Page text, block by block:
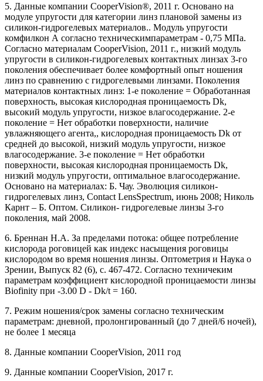
5. Данные компании CooperVision®, 2011 г. Основано на
модуле упругости для категории линз плановой замены из
силикон-гидрогелевых материалов.. Модуль упругости
комфилкон А согласно техническимпараметрам - 0,75 МПа.
Согласно материалам CooperVision, 2011 г., низкий модуль
упругости в силикон-гидрогелевых контактных линзах 3-го
поколения обеспечивает более комфортный опыт ношения
линз по сравнению с гидрогелевыми линзами. Поколения
материалов контактных линз: 1-е поколение = Обработанная
поверхность, высокая кислородная проницаемость Dk,
высокий модуль упругости, низкое влагосодержание. 2-е
поколение = Нет обработки поверхности, наличие
увлажняющего агента,, кислородная проницаемость Dk от
средней до высокой, низкий модуль упругости, низкое
влагосодержание. 3-е поколение = Нет обработки
поверхности, высокая кислородная проницаемость Dk,
низкий модуль упругости, оптимальное влагосодержание.
Основано на материалах: Б. Чау. Эволюция силикон-
гидрогелевых линз, Contact LensSpectrum, июнь 2008; Николь
Карнт – Б. Оптом. Cиликон- гидрогелевые линзы 3-го
поколения, май 2008.
6. Бреннан Н.А. За пределами потока: общее потребление
кислорода роговицей как индекс насыщения роговицы
кислородом во время ношения линзы. Оптометрия и Наука о
Зрении, Выпуск 82 (6), с. 467-472. Согласно техничеким
параметрам коэффициент кислородной проницаемости линзы
Biofinity при -3.00 D - Dk/t = 160.
7. Режим ношения/срок замены согласно техническим
параметрам: дневной, пролонгированный (до 7 дней/6 ночей),
не более 1 месяца
8. Данные компании CooperVision, 2011 год
9. Данные компании CooperVision, 2017 г.